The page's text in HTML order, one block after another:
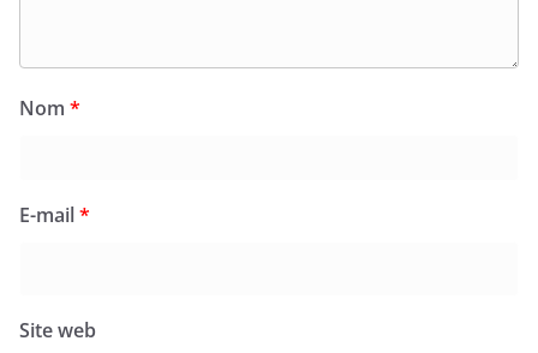
Nom *
E-mail*
Site web